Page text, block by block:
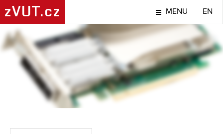
zVUT.cz MENU EN
NÁPADY A OBJEVY